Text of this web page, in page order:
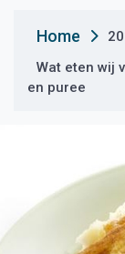
Home
Wat eten wij
en puree